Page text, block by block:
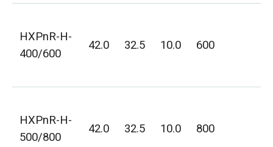
HXPnR-H-
400/600
42.0 32.5 10.0 600
HXPnR-H-
500/800
42.0 32.5 10.0 800